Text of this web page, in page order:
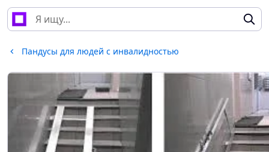
Пандусы для людей с инвалидностью